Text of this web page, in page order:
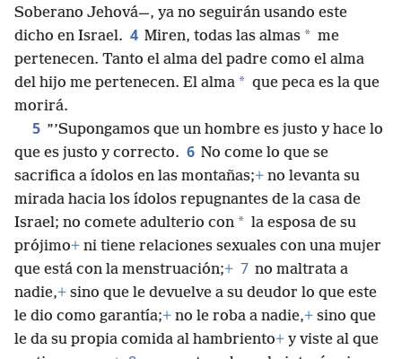
Soberano Jehová—, ya no seguirán usando este
dicho en Israel. 4 Miren, todas las almas * me
pertenecen. Tanto el alma del padre como el alma
del hijo me pertenecen. El alma * que peca es la que
morirá.
5 ”’Supongamos que un hombre es justo y hace lo
que es justo y correcto. 6 No come lo que se
sacrifica a ídolos en las montañas;+ no levanta su
mirada hacia los ídolos repugnantes de la casa de
Israel; no comete adulterio con * la esposa de su
prójimo+ ni tiene relaciones sexuales con una mujer
que está con la menstruación;+ 7 no maltrata a
nadie,+ sino que le devuelve a su deudor lo que este
le dio como garantía;+ no le roba a nadie,+ sino que
le da su propia comida al hambriento+ y viste al que